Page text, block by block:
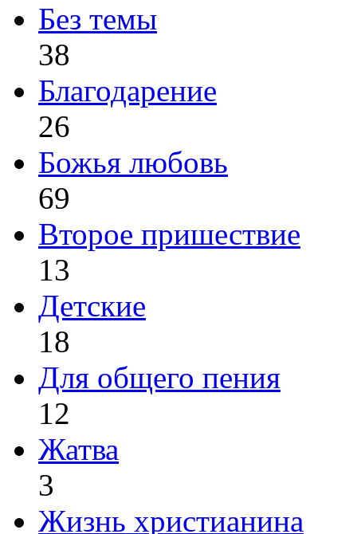
Без темы
38
Благодарение
26
Божья любовь
69
Второе пришествие
13
Детские
18
Для общего пения
12
Жатва
3
Жизнь христианина